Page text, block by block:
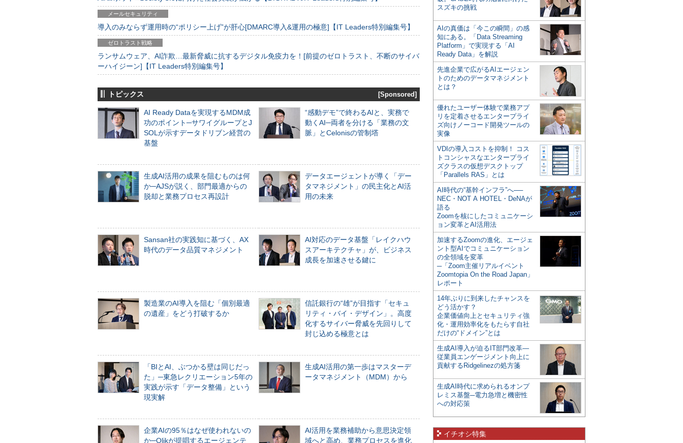
メールセキュリティ
導入のみならず運用時の“ポリシー上げ”が肝心[DMARC導入&運用の極意]【IT Leaders特別編集号】
ゼロトラスト戦略
ランサムウェア、AI詐欺…最新脅威に抗するデジタル免疫力を！[前提のゼロトラスト、不断のサイバ
ーハイジーン]【IT Leaders特別編集号】
トピックス [Sponsored]
AI Ready Dataを実現するMDM成
功のポイント─サワイグループとJ
SOLが示すデータドリブン経営の
基盤
“感動デモ”で終わるAIと、実務で
動くAI─両者を分ける「業務の文
脈」とCelonisの管制塔
生成AI活用の成果を阻むものは何
か─AJSが説く、部門最適からの
脱却と業務プロセス再設計
データエージェントが導く「デー
タマネジメント」の民主化とAI活
用の未来
Sansan社の実践知に基づく、AX
時代のデータ品質マネジメント
AI対応のデータ基盤「レイクハウ
スアーキテクチャ」が、ビジネス
成長を加速させる鍵に
製造業のAI導入を阻む「個別最適
の遺産」をどう打破するか
信託銀行の“雄”が目指す「セキュ
リティ・バイ・デザイン」。高度
化するサイバー脅威を先回りして
封じ込める極意とは
「BIとAI、ぶつかる壁は同じだっ
た」─東急レクリエーション5年の
実践が示す「データ整備」という
現実解
生成AI活用の第一歩はマスターデ
ータマネジメント（MDM）から
企業AIの95％はなぜ使われないの
か─Qlikが提唱するエージェンテ
AI活用を業務補助から意思決定領
域へと高め、業務プロセスを進化
スズキの挑戦
AIの真価は「今この瞬間」の感
知にある。「Data Streaming
Platform」で実現する「AI
Ready Data」を解説
先進企業で広がるAIエージェン
トのためのデータマネジメント
とは？
優れたユーザー体験で業務アプ
リを定着させるエンタープライ
ズ向けノーコード開発ツールの
実像
VDIの導入コストを抑制！ コス
トコンシャスなエンタープライ
ズクラスの仮想デスクトップ
「Parallels RAS」とは
AI時代の“基幹インフラ”へ──
NEC・NOT A HOTEL・DeNAが
語る
Zoomを核にしたコミュニケーシ
ョン変革とAI活用法
加速するZoomの進化、エージェ
ント型AIでコミュニケーション
の全領域を変革
─「Zoom主催リアルイベント
Zoomtopia On the Road Japan」
レポート
14年ぶりに到来したチャンスを
どう活かす？
企業価値向上とセキュリティ強
化・運用効率化をもたらす自社
だけの“ドメイン”とは
生成AI導入が迫るIT部門改革―
従業員エンゲージメント向上に
貢献するRidgelinezの処方箋
生成AI時代に求められるオンプ
レミス基盤─電力急増と機密性
への対応策
イチオシ特集